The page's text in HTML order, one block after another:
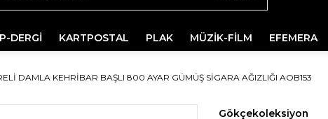
DERGİ KARTPOSTAL PLAK MÜZİK-FİLM EFEMERA
DAMLA KEHRIBAR BAŞLI 800 AYAR GÜMÜŞ SIGARA AĞIZLIĞI AOB153
Gökçekoleksiyon